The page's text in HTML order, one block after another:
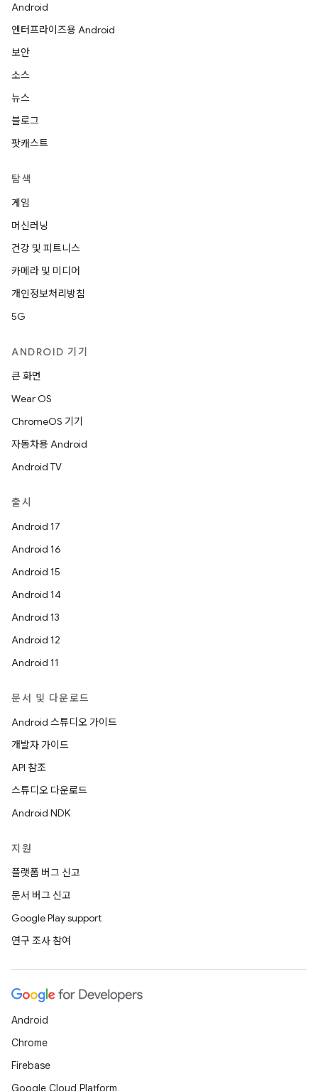
Android
엔터프라이즈용 Android
보안
소스
뉴스
블로그
팟캐스트
탐색
게임
머신러닝
건강 및 피트니스
카메라 및 미디어
개인정보처리방침
5G
ANDROID 기기
큰 화면
Wear OS
ChromeOS 기기
자동차용 Android
Android TV
출시
Android 17
Android 16
Android 15
Android 14
Android 13
Android 12
Android 11
문서 및 다운로드
Android 스튜디오 가이드
개발자 가이드
API 참조
스튜디오 다운로드
Android NDK
지원
플랫폼 버그 신고
문서 버그 신고
Google Play support
연구 조사 참여
Android
Chrome
Firebase
Google Cloud Platform